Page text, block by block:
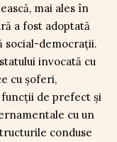
mai ales în
a fost adoptată
social-democrații.
invocată cu
cu șoferi,
de prefect și
cu un
conduse